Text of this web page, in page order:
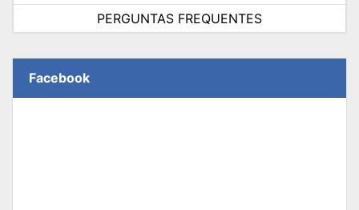
PERGUNTAS FREQUENTES
Facebook